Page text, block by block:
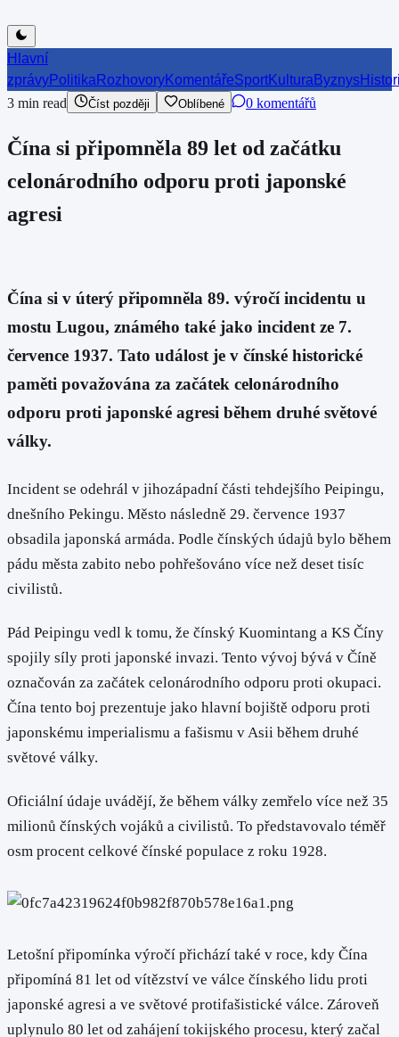
Hlavní
zprávyPolitika RozhovoryKomentářeSportKultura Byznys
3 min read Číst později Oblíbené 0 komentářů
Čína si připomněla 89 let od začátku
celonárodního odporu proti japonské
agresi
Čína si v úterý připomněla 89. výročí incidentu u
mostu Lugou, známého také jako incident ze 7.
července 1937. Tato událost je v čínské historické
paměti považována za začátek celonárodního
odporu proti japonské agresi během druhé světové
války.
Incident se odehrál v jihozápadní části tehdejšího Peipingu,
dnešního Pekingu. Město následně 29. července 1937
obsadila japonská armáda. Podle čínských údajů bylo během
pádu města zabito nebo pohřešováno více než deset tisíc
civilistů.
Pád Peipingu vedl k tomu, že čínský Kuomintang a KS Číny
spojily síly proti japonské invazi. Tento vývoj bývá v Číně
označován za začátek celonárodního odporu proti okupaci.
Čína tento boj prezentuje jako hlavní bojiště odporu proti
japonskému imperialismu a fašismu v Asii během druhé
světové války.
Oficiální údaje uvádějí, že během války zemřelo více než 35
milionů čínských vojáků a civilistů. To představovalo téměř
osm procent celkové čínské populace z roku 1928.
Letošní připomínka výročí přichází také v roce, kdy Čína
připomíná 81 let od vítězství ve válce čínského lidu proti
japonské agresi a ve světové protifašistické válce. Zároveň
uplynulo 80 let od zahájení tokijského procesu, který začal